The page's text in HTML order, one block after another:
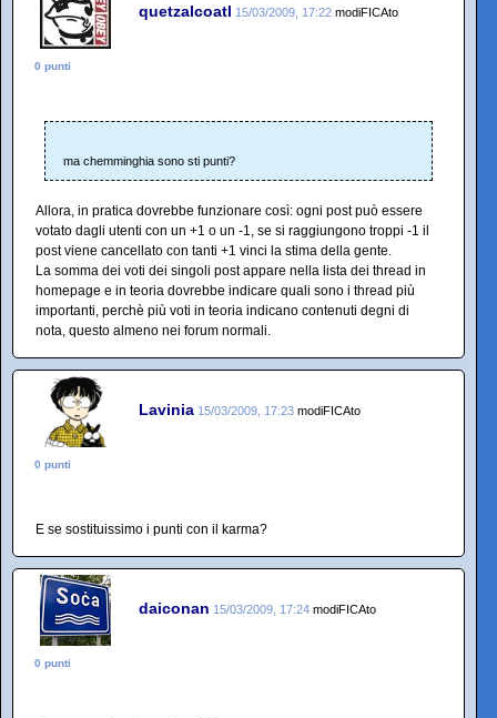
quetzalcoatl 15/03/2009, 17:22 modiFICAto
0 punti
ma chemminghia sono sti punti?
Allora, in pratica dovrebbe funzionare così: ogni post può essere
votato dagli utenti con un +1 o un -1, se si raggiungono troppi -1 il
post viene cancellato con tanti +1 vinci la stima della gente.
La somma dei voti dei singoli post appare nella lista dei thread in
homepage e in teoria dovrebbe indicare quali sono i thread più
importanti, perchè più voti in teoria indicano contenuti degni di
nota, questo almeno nei forum normali.
Lavinia 15/03/2009, 17:23 modiFICAto
0 punti
E se sostituissimo i punti con il karma?
daiconan 15/03/2009, 17:24 modiFICAto
0 punti